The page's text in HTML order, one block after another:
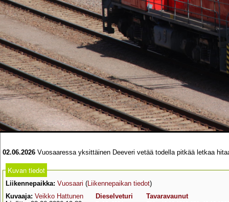
02.06.2026 Vuosaaressa yksittäinen Deeveri vetää todella pitkää letkaa
Kuvan tiedot
Liikennepaikka: Vuosaari (Liikennepaikan tiedot)
Kuvaaja: Veikko Hattunen
Dieselveturi Tavaravaunut